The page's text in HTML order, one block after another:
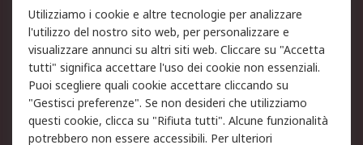
Informativa Cookie
Informativa Privacy -
Aggiornata
Email Security
Termini d'uso
Condizioni di vendita
Condizioni generali di
servizio
Etica e responsabilità
Utilizziamo i cookie e altre tecnologie per analizzare
l'utilizzo del nostro sito web, per personalizzare e
visualizzare annunci su altri siti web. Cliccare su "Accetta
tutti" significa accettare l'uso dei cookie non essenziali.
Puoi scegliere quali cookie accettare cliccando su
"Gestisci preferenze". Se non desideri che utilizziamo
questi cookie, clicca su "Rifiuta tutti". Alcune funzionalità
potrebbero non essere accessibili. Per ulteriori